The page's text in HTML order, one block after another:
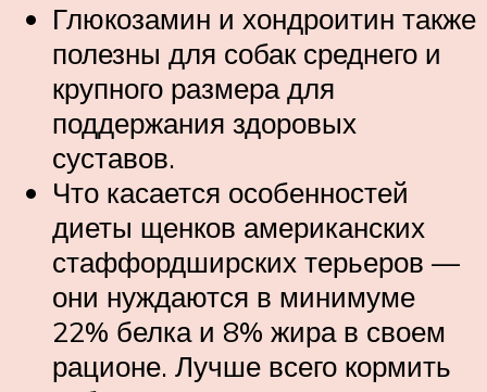
Глюкозамин и хондроитин также
полезны для собак среднего и
крупного размера для
поддержания здоровых
суставов.
Что касается особенностей
диеты щенков американских
стаффордширских терьеров —
они нуждаются в минимуме
22% белка и 8% жира в своем
рационе. Лучше всего кормить